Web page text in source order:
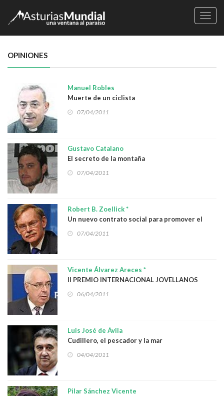
OPINIONES
Manuel Robles
Muerte de un ciclista
07/04/2011
Gustavo Catalano
El secreto de la montaña
07/04/2011
Robert B. Zoellick *
Un nuevo contrato social para promover el
desarrollo
07/04/2011
Vicente Álvarez Areces *
II PREMIO INTERNACIONAL JOVELLANOS
“RESISTENCIA Y LIBERTAD”
06/04/2011
Luis José de Ávila
Cudillero, el pescador y la mar
04/04/2011
Pilar Sánchez Vicente